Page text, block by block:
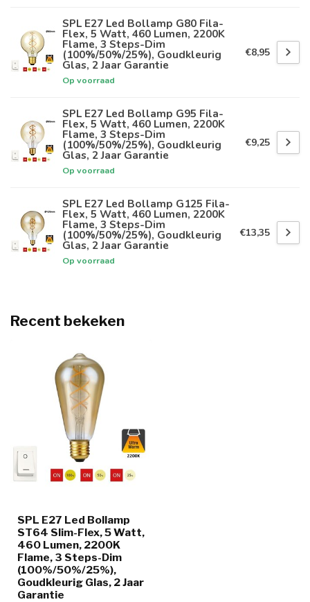
SPL E27 Led Bollamp G80 Fila-
Flex, 5 Watt, 460 Lumen, 2200K
Flame, 3 Steps-Dim
(100%/50%/25%), Goudkleurig
Glas, 2 Jaar Garantie
Op voorraad
€8,95
SPL E27 Led Bollamp G95 Fila-
Flex, 5 Watt, 460 Lumen, 2200K
Flame, 3 Steps-Dim
(100%/50%/25%), Goudkleurig
Glas, 2 Jaar Garantie
Op voorraad
€9,25
SPL E27 Led Bollamp G125 Fila-
Flex, 5 Watt, 460 Lumen, 2200K
Flame, 3 Steps-Dim
(100%/50%/25%), Goudkleurig
Glas, 2 Jaar Garantie
Op voorraad
€13,35
Recent bekeken
SPL E27 Led Bollamp
ST64 Slim-Flex, 5 Watt,
460 Lumen, 2200K
Flame, 3 Steps-Dim
(100%/50%/25%),
Goudkleurig Glas, 2 Jaar
Garantie